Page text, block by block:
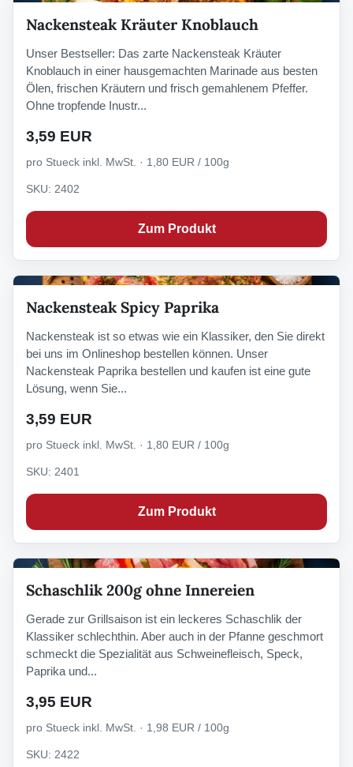
Nackensteak Kräuter Knoblauch
Unser Bestseller: Das zarte Nackensteak Kräuter
Knoblauch in einer hausgemachten Marinade aus besten
Ölen, frischen Kräutern und frisch gemahlenem Pfeffer.
Ohne tropfende Inustr...
3,59 EUR
pro Stueck inkl. MwSt. · 1,80 EUR / 100g
SKU: 2402
Zum Produkt
Nackensteak Spicy Paprika
Nackensteak ist so etwas wie ein Klassiker, den Sie direkt
bei uns im Onlineshop bestellen können. Unser
Nackensteak Paprika bestellen und kaufen ist eine gute
Lösung, wenn Sie...
3,59 EUR
pro Stueck inkl. MwSt. · 1,80 EUR / 100g
SKU: 2401
Zum Produkt
Schaschlik 200g ohne Innereien
Gerade zur Grillsaison ist ein leckeres Schaschlik der
Klassiker schlechthin. Aber auch in der Pfanne geschmort
schmeckt die Spezialität aus Schweinefleisch, Speck,
Paprika und...
3,95 EUR
pro Stueck inkl. MwSt. · 1,98 EUR / 100g
SKU: 2422